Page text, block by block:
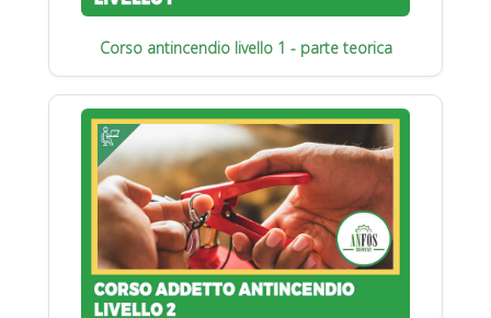
Corso antincendio livello 1 - parte teorica